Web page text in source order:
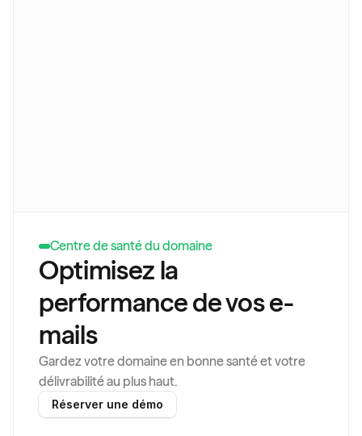
Centre de santé du domaine
Optimisez la
performance de vos e-
mails
Gardez votre domaine en bonne santé et votre
délivrabilité au plus haut.
Réserver une démo